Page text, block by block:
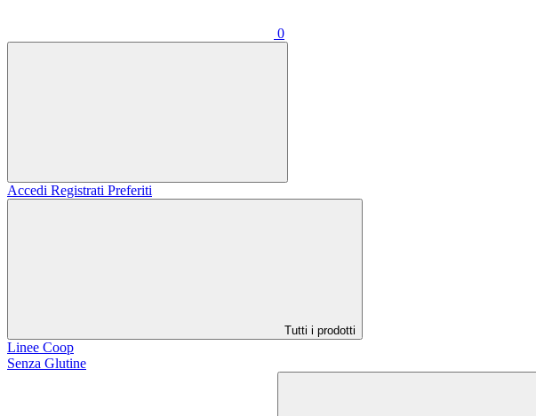
0
Accedi Registrati Preferiti
Tutti i prodotti
Linee Coop
Senza Glutine